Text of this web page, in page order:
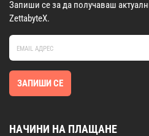
Запиши се за да получаваш
ZettabyteX.
ЗАПИШИ СЕ
НАЧИНИ НА ПЛАЩАНЕ